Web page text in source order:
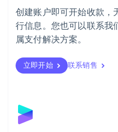
创建账户即可开始收款，
行信息。您也可以联系我
属支付解决方案。
立即开始 联系销售
葡萄牙
Português English
日本
日本語English
瑞典
瑞士
DeutschFrançais
English
斯洛文尼亚